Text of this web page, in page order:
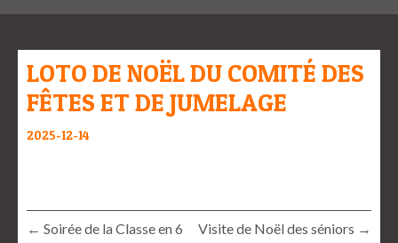
LOTO DE NOËL DU COMITÉ DES
FÊTES ET DE JUMELAGE
2025-12-14
← Soirée de la Classe en 6 Visite de Noël des séniors →